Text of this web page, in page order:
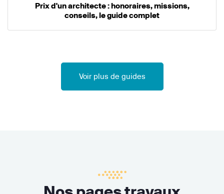
Prix d'un architecte : honoraires, missions,
conseils, le guide complet
Voir plus de guides